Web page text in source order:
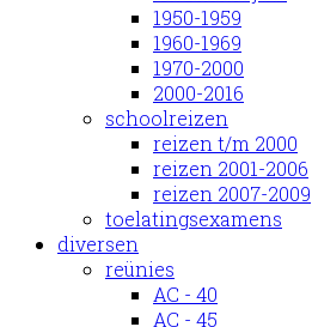
1950-1959
1960-1969
1970-2000
2000-2016
schoolreizen
reizen t/m 2000
reizen 2001-2006
reizen 2007-2009
toelatingsexamens
diversen
reünies
AC - 40
AC - 45